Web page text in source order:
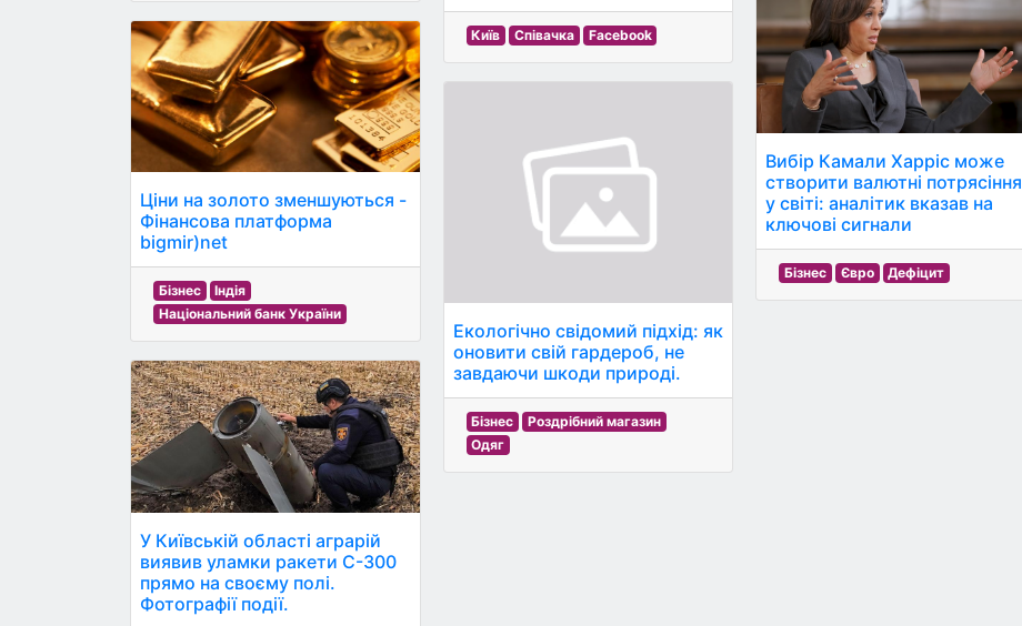
Ціни на золото зменшуються -
Фінансова платформа
bigmir)net
Бізнес
Індія
Національний банк України
У Київській області аграрій
виявив уламки ракети С-300
прямо на своєму полі.
Фотографії події.
Київ Співачка Facebook
Екологічно свідомий підхід: як
оновити свій гардероб, не
завдаючи шкоди природі.
Бізнес
Роздрібний магазин
Одяг
Вибір Камали Харріс може
створити валютні потрясіння
у світі: аналітик вказав на
ключові сигнали
Бізнес Євро Дефіцит